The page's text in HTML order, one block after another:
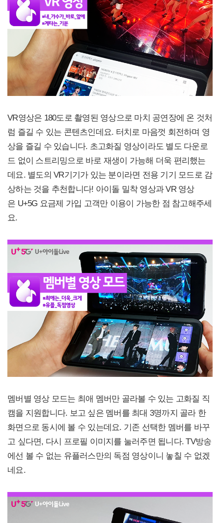
VR영상은 180도로 촬영된 영상으로 마치 공연장에 온 것처
럼 즐길 수 있는 콘텐츠인데요. 터치로 마음껏 회전하며 영
상을 즐길 수 있습니다. 초고화질 영상이라도 별도 다운로
드 없이 스트리밍으로 바로 재생이 가능해 더욱 편리했는
데요. 별도의 VR기기가 있는 분이라면 전용 기기 모드로 감
상하는 것을 추천합니다! 아이돌 밀착 영상과 VR 영상
은 U+5G 요금제 가입 고객만 이용이 가능한 점 참고해주세
요.
멤버별 영상 모드는 최애 멤버만 골라볼 수 있는 고화질 직
캠을 지원합니다. 보고 싶은 멤버를 최대 3명까지 골라 한
화면으로 동시에 볼 수 있는데요. 기존 선택한 멤버를 바꾸
고 싶다면, 다시 프로필 이미지를 눌러주면 됩니다. TV방송
에선 볼 수 없는 유플러스만의 독점 영상이니 놓칠 수 없겠
네요.